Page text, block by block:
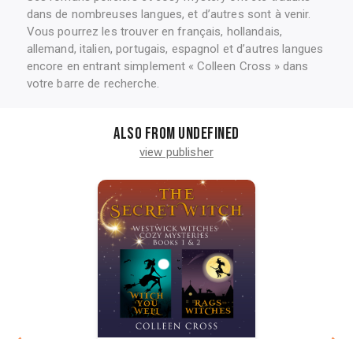
dans de nombreuses langues, et d’autres sont à venir.
Vous pourrez les trouver en français, hollandais,
allemand, italien, portugais, espagnol et d’autres langues
encore en entrant simplement « Colleen Cross » dans
votre barre de recherche.
Also from undefined
view publisher